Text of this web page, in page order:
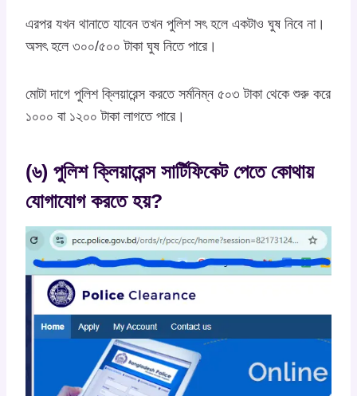
এরপর যখন থানাতে যাবেন তখন পুলিশ সৎ হলে একটাও ঘুষ নিবে না।
অসৎ হলে ৩০০/৫০০ টাকা ঘুষ নিতে পারে।
মোটা দাগে পুলিশ ক্লিয়ারেন্স করতে সর্মনিম্ন ৫০৩ টাকা থেকে শুরু করে
১০০০ বা ১২০০ টাকা লাগতে পারে।
(৬) পুলিশ ক্লিয়ারেন্স সার্টিফিকেট পেতে কোথায়
যোগাযোগ করতে হয়?